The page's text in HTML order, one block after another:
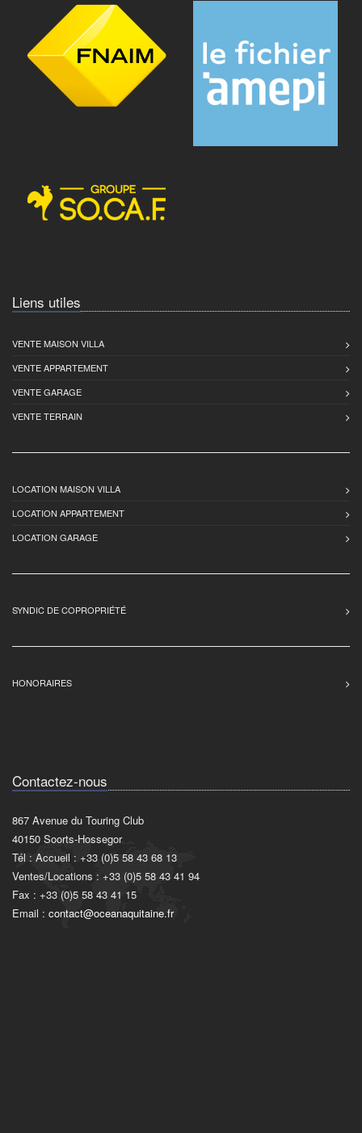
Liens utiles
VENTE MAISON VILLA
VENTE APPARTEMENT
VENTE GARAGE
VENTE TERRAIN
LOCATION MAISON VILLA
LOCATION APPARTEMENT
LOCATION GARAGE
SYNDIC DE COPROPRIÉTÉ
HONORAIRES
Contactez-nous
867 Avenue du Touring Club
40150 Soorts-Hossegor
Tél : Accueil : +33 (0)5 58 43 68 13
Ventes/Locations : +33 (0)5 58 43 41 94
Fax : +33 (0)5 58 43 41 15
Email : contact@oceanaquitaine.fr